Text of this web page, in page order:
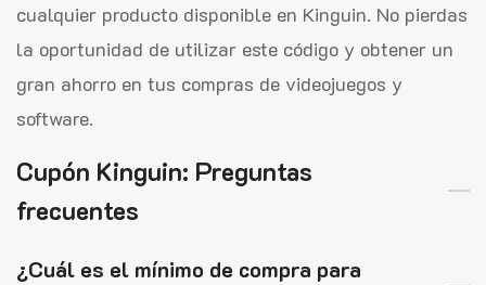
cualquier producto disponible en Kinguin. No pierdas
la oportunidad de utilizar este código y obtener un
gran ahorro en tus compras de videojuegos y
software.
Cupón Kinguin: Preguntas
frecuentes
¿Cuál es el mínimo de compra para